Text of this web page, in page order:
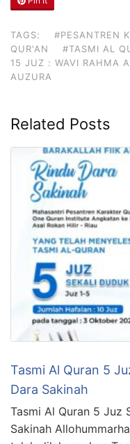
TAGS: #PESANTREN
QUR'AN
#TASMI AL
15 JUZ : WAVI RAHMA
AUZURA
Related Posts
Tasmi Al Quran 5
Dara Sakinah
Tasmi Al Quran 5 Juz
Sakinah